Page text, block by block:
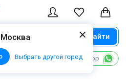
Выбрать другой город
Найти
Написать в WhatsApp